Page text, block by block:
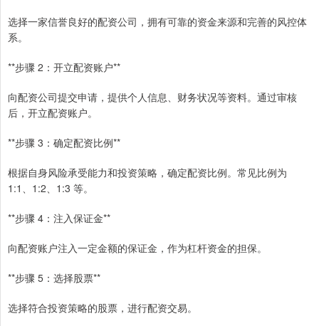
选择一家信誉良好的配资公司，拥有可靠的资金来源和完善的风控体
系。
**步骤 2：开立配资账户**
向配资公司提交申请，提供个人信息、财务状况等资料。通过审核
后，开立配资账户。
**步骤 3：确定配资比例**
根据自身风险承受能力和投资策略，确定配资比例。常见比例为
1:1、1:2、1:3 等。
**步骤 4：注入保证金**
向配资账户注入一定金额的保证金，作为杠杆资金的担保。
**步骤 5：选择股票**
选择符合投资策略的股票，进行配资交易。